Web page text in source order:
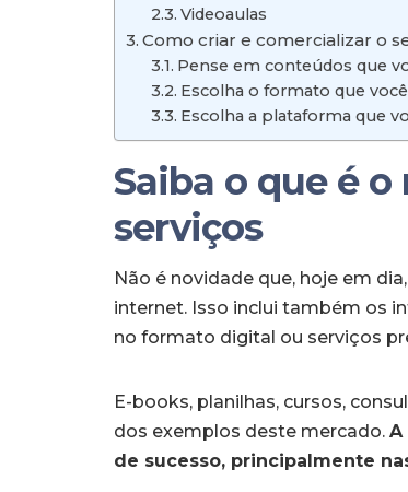
Videoaulas
Como criar e comercializar o
Pense em conteúdos que
Escolha o formato que
Escolha a plataforma que
Saiba o que é
serviços
Não é novidade que, hoje em
internet. Isso inclui também os
no formato digital ou serviços
E-books, planilhas, cursos,
dos exemplos deste mercado. A
de sucesso, principalmente